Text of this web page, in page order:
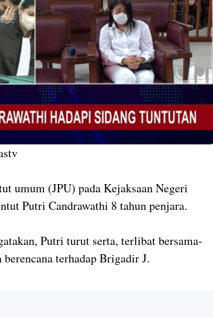
umum (JPU) pada Kejaksaan Negeri
Putri Candrawathi 8 tahun penjara.
Putri turut serta, terlibat bersama-
terhadap Brigadir J.